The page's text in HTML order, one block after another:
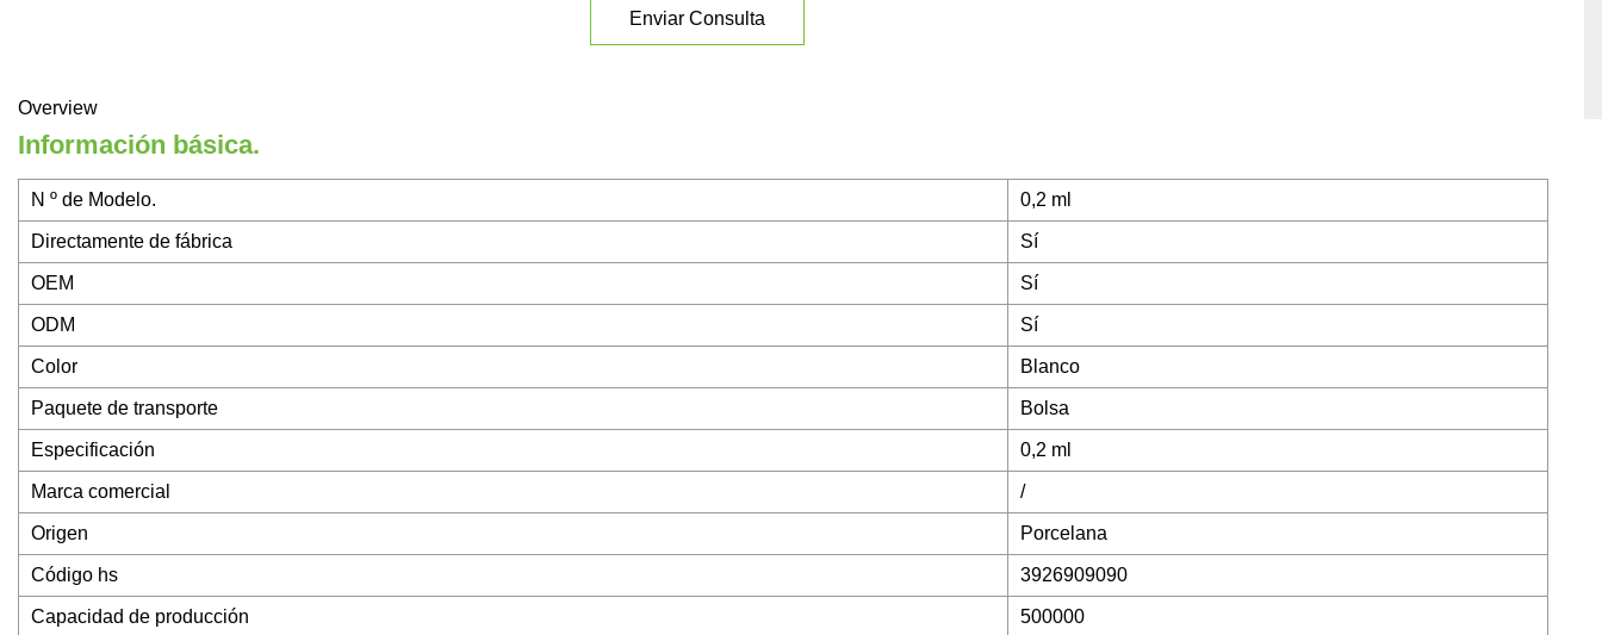
Enviar Consulta
Overview
Información básica.
N º de Modelo. 0,2 ml
Directamente de fábrica Sí
OEM Sí
ODM Sí
Color Blanco
Paquete de transporte Bolsa
Especificación 0,2 ml
Marca comercial /
Origen Porcelana
Código hs 3926909090
Capacidad de producción 500000